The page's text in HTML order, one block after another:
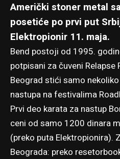
Američki stoner metal
posetiće po prvi put
Elektropionir 11. maja.
Bend postoji od 1995.
potpisani za čuveni Relapse
Beograd stići samo
nastupa na festivalima
Prvi deo karata za nastup
ceni od samo 1200 dinara
(preko puta Elektropionira).
Beograda: preko